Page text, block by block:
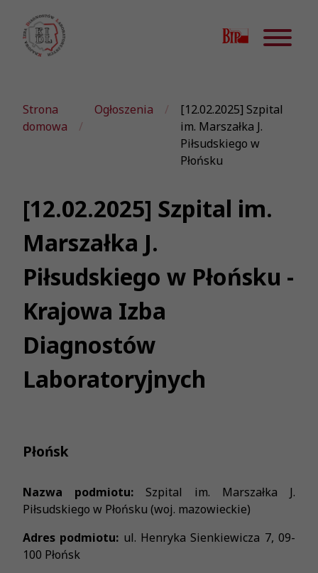
Strona
domowa
Ogłoszenia
[12.02.2025] Szpital
im. Marszałka J.
Piłsudskiego w
Płońsku
[12.02.2025] Szpital im.
Marszałka J.
Piłsudskiego w Płońsku -
Krajowa Izba
Diagnostów
Laboratoryjnych
Płońsk
Nazwa podmiotu: Szpital im. Marszałka J.
Piłsudskiego w Płońsku (woj. mazowieckie)
Adres podmiotu: ul. Henryka Sienkiewicza 7, 09-
100 Płońsk